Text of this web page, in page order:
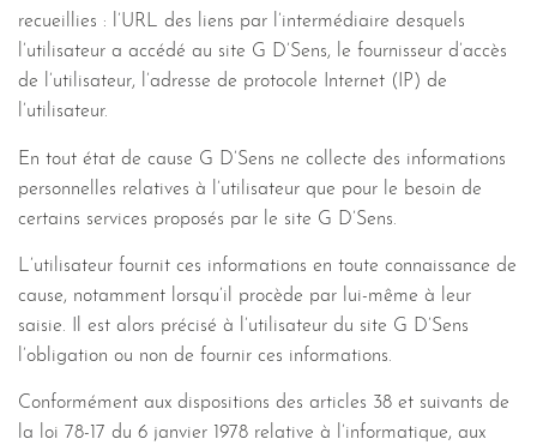
recueillies : l’URL des liens par l’intermédiaire desquels
l’utilisateur a accédé au site G D’Sens, le fournisseur d’accès
de l’utilisateur, l’adresse de protocole Internet (IP) de
l’utilisateur.
En tout état de cause G D’Sens ne collecte des informations
personnelles relatives à l’utilisateur que pour le besoin de
certains services proposés par le site G D’Sens.
L’utilisateur fournit ces informations en toute connaissance de
cause, notamment lorsqu’il procède par lui-même à leur
saisie. Il est alors précisé à l’utilisateur du site G D’Sens
l’obligation ou non de fournir ces informations.
Conformément aux dispositions des articles 38 et suivants de
la loi 78-17 du 6 janvier 1978 relative à l’informatique, aux